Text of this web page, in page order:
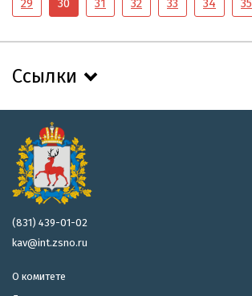
29
30 31 32 33 34 35
Ссылки
(831) 439-01-02
kav@int.zsno.ru
О комитете